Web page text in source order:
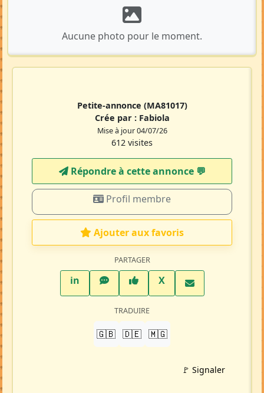
Aucune photo pour le moment.
Petite-annonce (MA81017)
Crée par : Fabiola
Mise à jour 04/07/26
612 visites
Répondre à cette annonce 💬​
Profil membre
Ajouter aux favoris
PARTAGER
inLinkedInWhatsAppFacebook
XTwitter X
TRADUIRE
🇬🇧 🇩🇪 🇲🇬
🚩 Signaler